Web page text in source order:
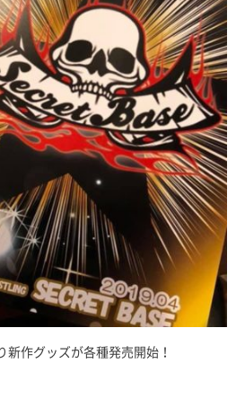
作グッズが各種発売開始！